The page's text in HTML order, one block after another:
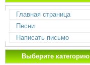
Главная страница
Песни
Написать письмо
Выберите категорию